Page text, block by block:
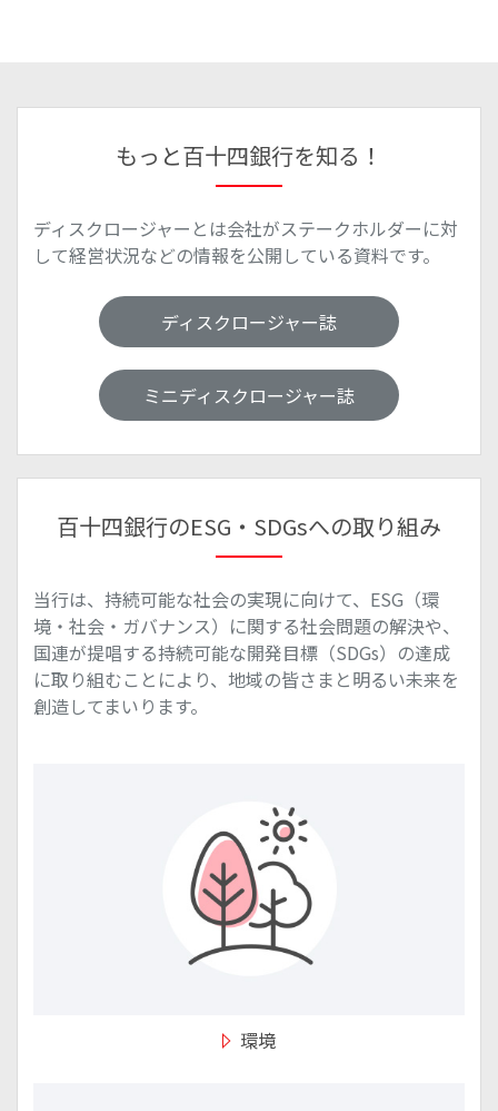
もっと百十四銀行を知る！
ディスクロージャーとは会社がステークホルダーに対
して経営状況などの情報を公開している資料です。
ディスクロージャー誌
ミニディスクロージャー誌
百十四銀行のESG・SDGsへの取り組み
当行は、持続可能な社会の実現に向けて、ESG（環
境・社会・ガバナンス）に関する社会問題の解決や、
国連が提唱する持続可能な開発目標（SDGs）の達成
に取り組むことにより、地域の皆さまと明るい未来を
創造してまいります。
環境